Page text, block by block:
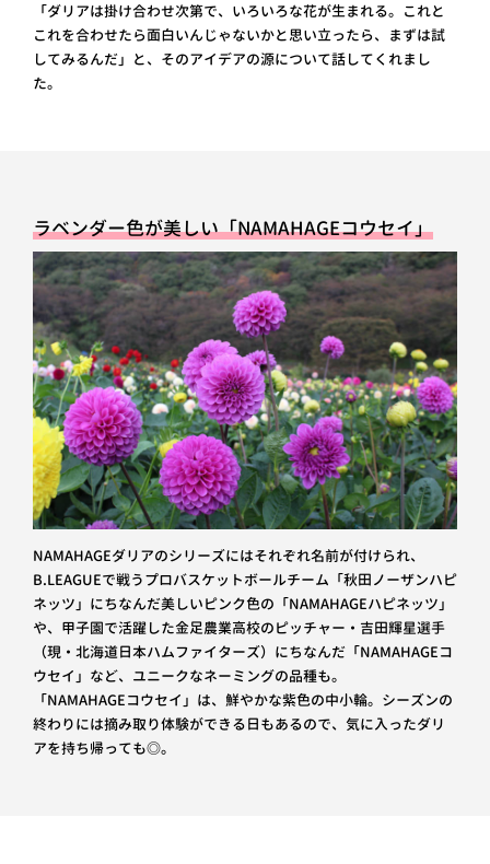
「ダリアは掛け合わせ次第で、いろいろな花が生まれる。これと
これを合わせたら面白いんじゃないかと思い立ったら、まずは試
してみるんだ」と、そのアイデアの源について話してくれまし
た。
ラベンダー色が美しい「NAMAHAGEコウセイ」
NAMAHAGEダリアのシリーズにはそれぞれ名前が付けられ、
B.LEAGUEで戦うプロバスケットボールチーム「秋田ノーザンハピ
ネッツ」にちなんだ美しいピンク色の「NAMAHAGEハピネッツ」
や、甲子園で活躍した金足農業高校のピッチャー・吉田輝星選手
（現・北海道日本ハムファイターズ）にちなんだ「NAMAHAGEコ
ウセイ」など、ユニークなネーミングの品種も。
「NAMAHAGEコウセイ」は、鮮やかな紫色の中小輪。シーズンの
終わりには摘み取り体験ができる日もあるので、気に入ったダリ
アを持ち帰っても◎。